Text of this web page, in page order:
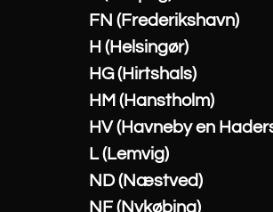
FN (Frederikshavn)
H (Helsingør)
HG (Hirtshals)
HM (Hanstholm)
HV (Havneby en
L (Lemvig)
ND (Næstved)
NF (Nykøbing)